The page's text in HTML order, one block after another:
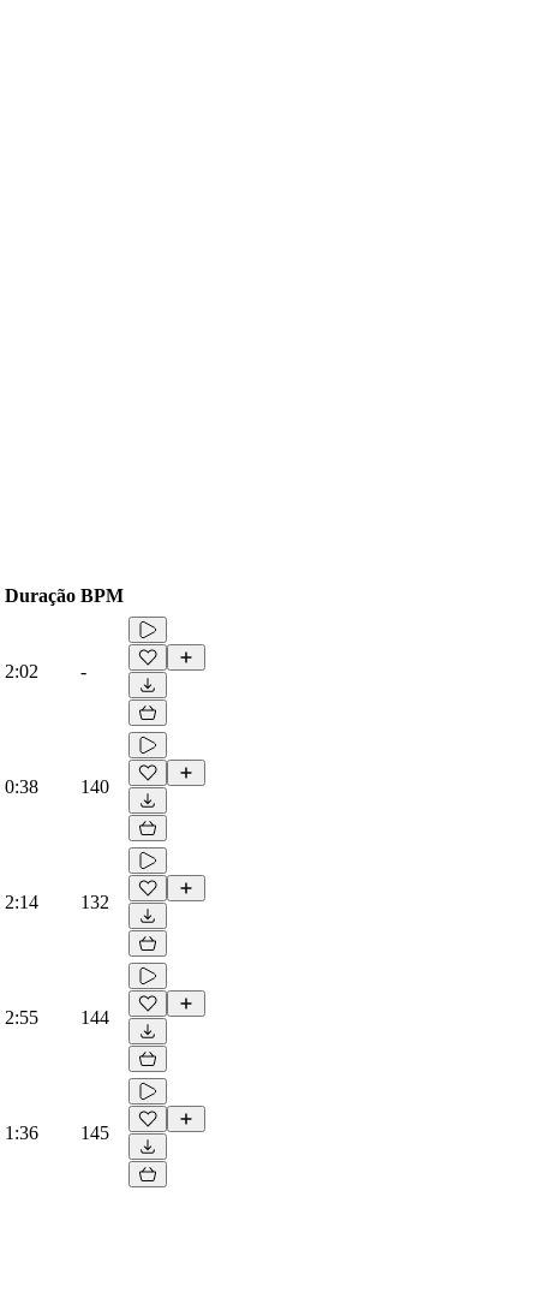
Duração BPM
2:02 -
0:38 140
2:14 132
2:55 144
1:36 145